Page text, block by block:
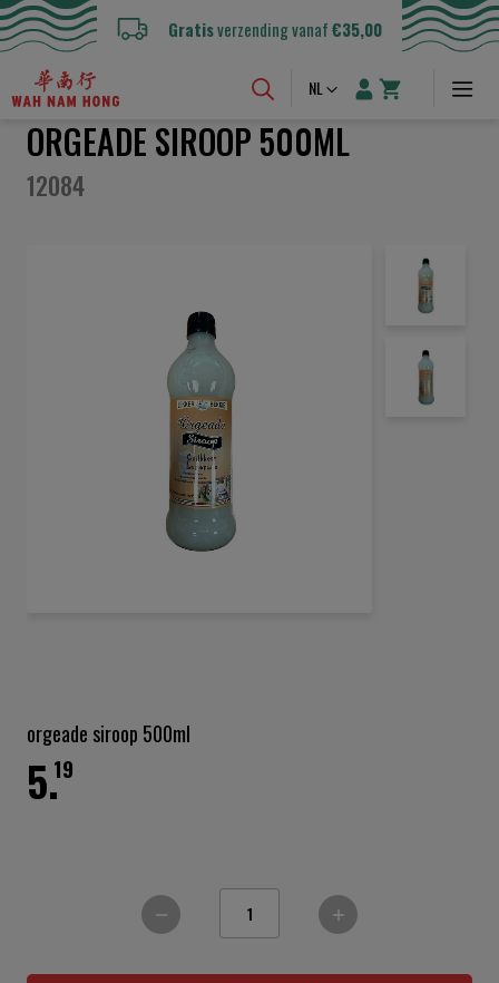
Gratisverzending vanaf€35,00
Taal
NL
ORGEADE SIROOP 500ML
12084
begin
van
de
afbeeldingen-
orgeade siroop 500ml
19
5.